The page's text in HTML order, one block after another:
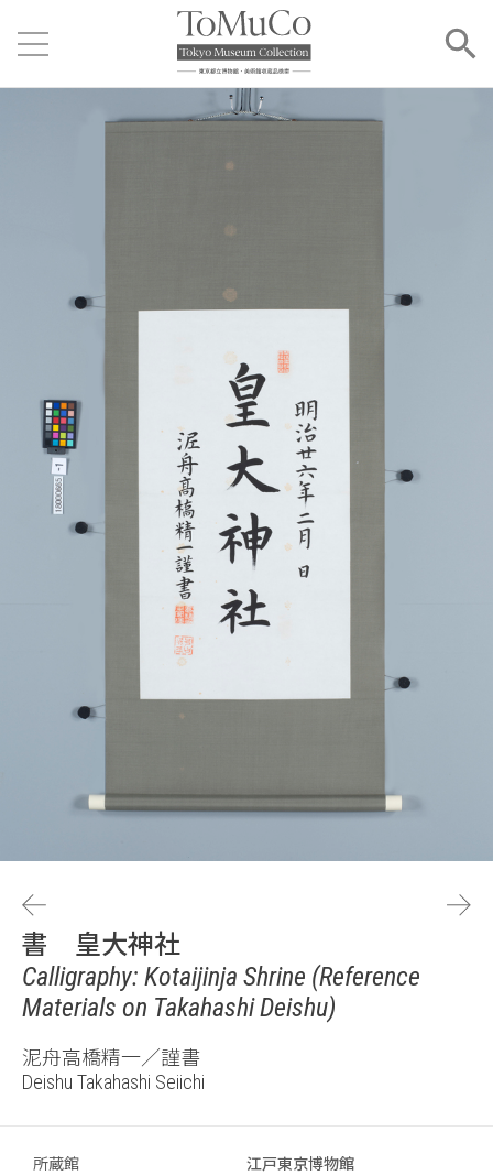
書 皇大神社
Calligraphy: Kotaijinja Shrine (Reference
Materials on Takahashi Deishu)
泥舟高橋精一／謹書
Deishu Takahashi Seiichi
所蔵館
江戸東京博物館